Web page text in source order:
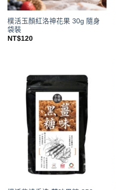
樸活玉顏紅洛神花果 30g 隨身
袋裝
NT$120